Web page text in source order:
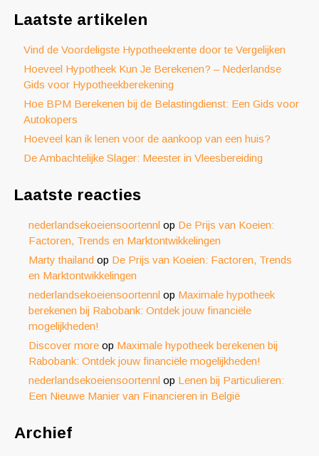
Laatste artikelen
Vind de Voordeligste Hypotheekrente door te Vergelijken
Hoeveel Hypotheek Kun Je Berekenen? – Nederlandse
Gids voor Hypotheekberekening
Hoe BPM Berekenen bij de Belastingdienst: Een Gids voor
Autokopers
Hoeveel kan ik lenen voor de aankoop van een huis?
De Ambachtelijke Slager: Meester in Vleesbereiding
Laatste reacties
nederlandsekoeiensoortennl op De Prijs van Koeien:
Factoren, Trends en Marktontwikkelingen
Marty thailand op De Prijs van Koeien: Factoren, Trends
en Marktontwikkelingen
nederlandsekoeiensoortennl op Maximale hypotheek
berekenen bij Rabobank: Ontdek jouw financiële
mogelijkheden!
Discover more op Maximale hypotheek berekenen bij
Rabobank: Ontdek jouw financiële mogelijkheden!
nederlandsekoeiensoortennl op Lenen bij Particulieren:
Een Nieuwe Manier van Financieren in België
Archief